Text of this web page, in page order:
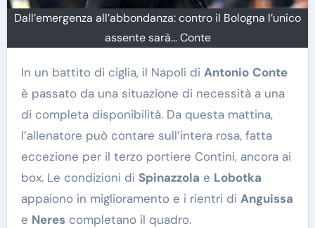
Dall’emergenza all’abbondanza: contro il Bologna l’unico
assente sarà… Conte
In un battito di ciglia, il Napoli di Antonio Conte
è passato da una situazione di necessità a una
di completa disponibilità. Da questa mattina,
l’allenatore può contare sull’intera rosa, fatta
eccezione per il terzo portiere Contini, ancora ai
box. Le condizioni di Spinazzola e Lobotka
appaiono in miglioramento e i rientri di Anguissa
e Nerescompletano il quadro.